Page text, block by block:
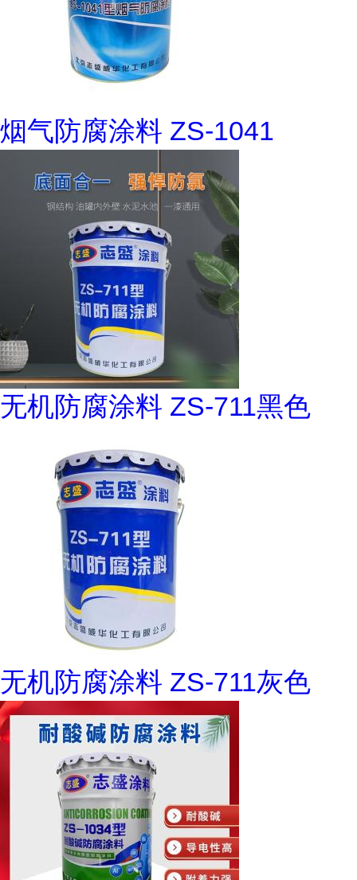
烟气防腐涂料 ZS-1041
无机防腐涂料 ZS-711黑色
无机防腐涂料 ZS-711灰色